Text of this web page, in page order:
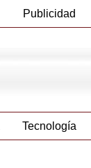
Publicidad
Tecnología